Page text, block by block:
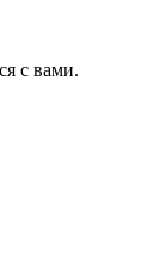
с вами.